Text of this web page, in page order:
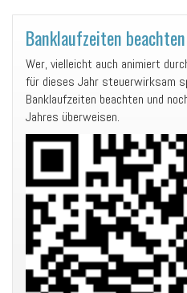
Banklaufzeiten
Wer, vielleicht auch animiert
für dieses Jahr steuerwirksam
Banklaufzeiten beachten und
Jahres überweisen.